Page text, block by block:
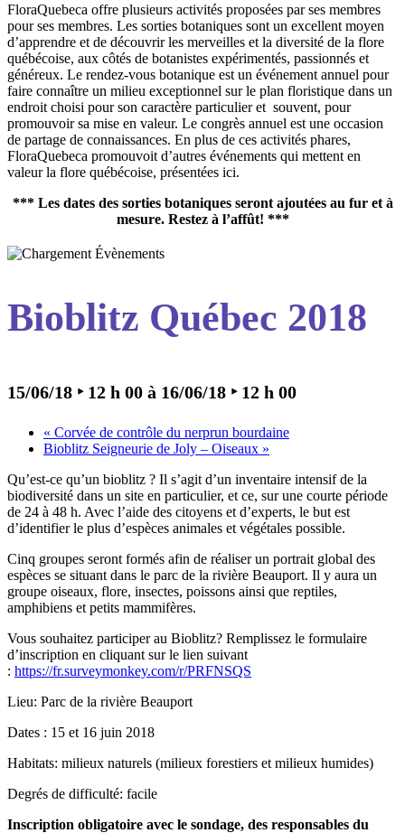
FloraQuebeca offre plusieurs activités proposées par ses membres
pour ses membres. Les sorties botaniques sont un excellent moyen
d’apprendre et de découvrir les merveilles et la diversité de la flore
québécoise, aux côtés de botanistes expérimentés, passionnés et
généreux. Le rendez-vous botanique est un événement annuel pour
faire connaître un milieu exceptionnel sur le plan floristique dans un
endroit choisi pour son caractère particulier et souvent, pour
promouvoir sa mise en valeur. Le congrès annuel est une occasion
de partage de connaissances. En plus de ces activités phares,
FloraQuebeca promouvoit d’autres événements qui mettent en
valeur la flore québécoise, présentées ici.
*** Les dates des sorties botaniques seront ajoutées au fur et à
mesure. Restez à l’affût! ***
Bioblitz Québec 2018
15/06/18 ‣ 12 h 00 à 16/06/18 ‣ 12 h 00
« Corvée de contrôle du nerprun bourdaine
Bioblitz Seigneurie de Joly – Oiseaux »
Qu’est-ce qu’un bioblitz ? Il s’agit d’un inventaire intensif de la
biodiversité dans un site en particulier, et ce, sur une courte période
de 24 à 48 h. Avec l’aide des citoyens et d’experts, le but est
d’identifier le plus d’espèces animales et végétales possible.
Cinq groupes seront formés afin de réaliser un portrait global des
espèces se situant dans le parc de la rivière Beauport. Il y aura un
groupe oiseaux, flore, insectes, poissons ainsi que reptiles,
amphibiens et petits mammifères.
Vous souhaitez participer au Bioblitz? Remplissez le formulaire
d’inscription en cliquant sur le lien suivant
: https://fr.surveymonkey.com/r/PRFNSQS
Lieu: Parc de la rivière Beauport
Dates : 15 et 16 juin 2018
Habitats: milieux naturels (milieux forestiers et milieux humides)
Degrés de difficulté: facile
Inscription obligatoire avec le sondage, des responsables du